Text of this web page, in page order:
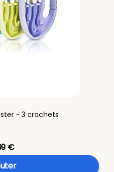
- 3 crochets
€